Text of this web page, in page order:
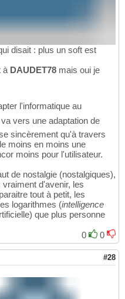
disait : plus un soft est
à DAUDET78 mais oui je
l'informatique au
va vers une adaptation de
sincèrement qu'à travers
moins en moins une
moins pour l'utilisateur.
de nostalgie (nostalgiques),
d'avenir, les
tout à petit, les
logarithmes (intelligence
que plus personne
0
0
#28